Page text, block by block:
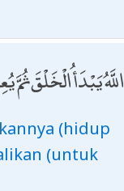
اللَّهُ يَبْدَأُ الْخَلْقَ
(hidup
(untuk